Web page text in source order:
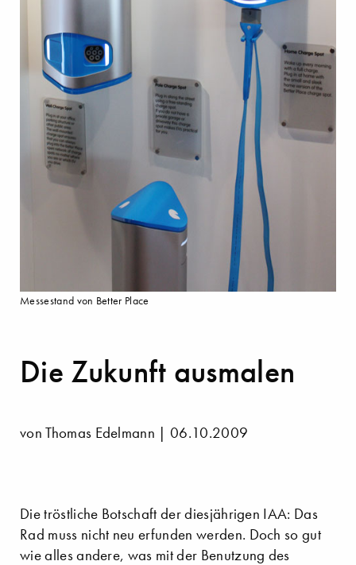
Die Zukunft ausmalen
von Thomas Edelmann | 06.10.2009
Die tröstliche Botschaft der diesjährigen IAA: Das
Rad muss nicht neu erfunden werden. Doch so gut
wie alles andere, was mit der Benutzung des
Messestand von Better Place